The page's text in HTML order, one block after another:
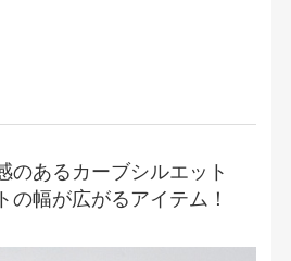
のあるカーブシルエット
の幅が広がるアイテム！